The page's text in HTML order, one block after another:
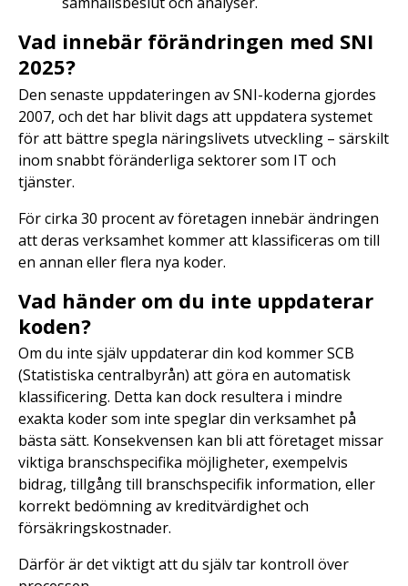
Vad innebär förändringen med SNI
2025?
Den senaste uppdateringen av SNI-koderna gjordes
2007, och det har blivit dags att uppdatera systemet
för att bättre spegla näringslivets utveckling – särskilt
inom snabbt föränderliga sektorer som IT och
tjänster.
För cirka 30 procent av företagen innebär ändringen
att deras verksamhet kommer att klassificeras om till
en annan eller flera nya koder.
Vad händer om du inte uppdaterar
koden?
Om du inte själv uppdaterar din kod kommer SCB
(Statistiska centralbyrån) att göra en automatisk
klassificering. Detta kan dock resultera i mindre
exakta koder som inte speglar din verksamhet på
bästa sätt. Konsekvensen kan bli att företaget missar
viktiga branschspecifika möjligheter, exempelvis
bidrag, tillgång till branschspecifik information, eller
korrekt bedömning av kreditvärdighet och
försäkringskostnader.
Därför är det viktigt att du själv tar kontroll över